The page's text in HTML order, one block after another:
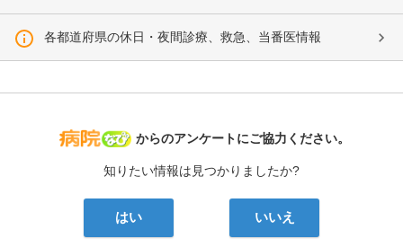
各都道府県の休日・夜間診療、救急、当番医情報
病院なび
からのアンケートにご協力ください。
知りたい情報は見つかりましたか?
はい いいえ